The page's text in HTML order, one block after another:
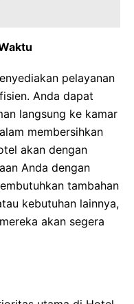
pelayanan
Anda dapat
langsung ke kamar
membersihkan
akan dengan
Anda dengan
tambahan
kebutuhan lainnya,
akan segera